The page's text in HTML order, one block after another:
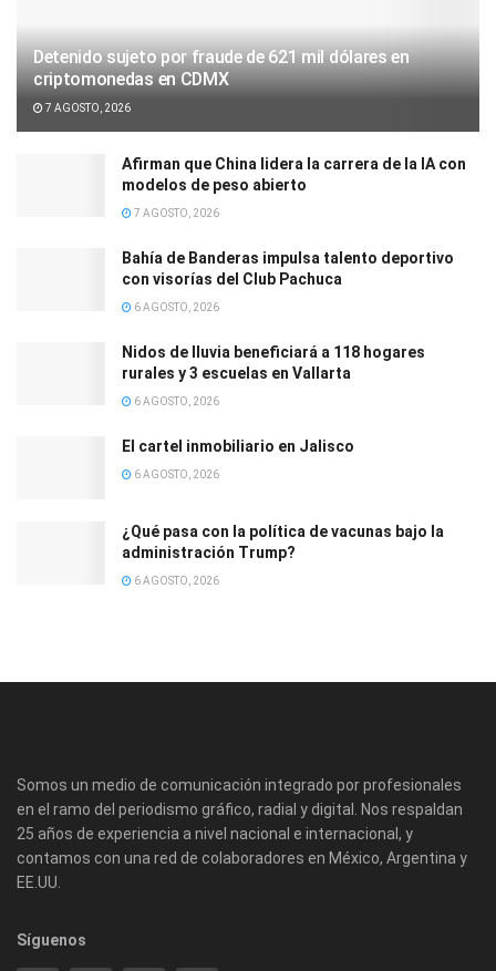
Detenido sujeto por fraude de 621 mil dólares en
criptomonedas en CDMX
7 AGOSTO, 2026
Afirman que China lidera la carrera de la IA con
modelos de peso abierto
7 AGOSTO, 2026
Bahía de Banderas impulsa talento deportivo
con visorías del Club Pachuca
6 AGOSTO, 2026
Nidos de lluvia beneficiará a 118 hogares
rurales y 3 escuelas en Vallarta
6 AGOSTO, 2026
El cartel inmobiliario en Jalisco
6 AGOSTO, 2026
¿Qué pasa con la política de vacunas bajo la
administración Trump?
6 AGOSTO, 2026
Somos un medio de comunicación integrado por profesionales
en el ramo del periodismo gráfico, radial y digital. Nos respaldan
25 años de experiencia a nivel nacional e internacional, y
contamos con una red de colaboradores en México, Argentina y
EE.UU.
Síguenos